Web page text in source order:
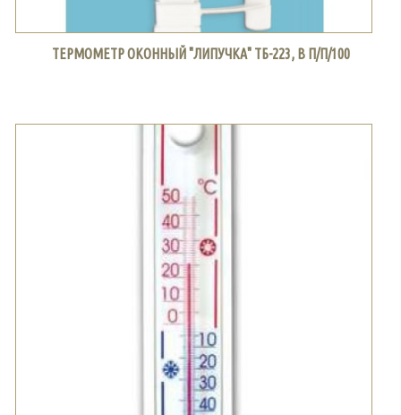
ТЕРМОМЕТР ОКОННЫЙ "ЛИПУЧКА" ТБ-223, В П/П/100